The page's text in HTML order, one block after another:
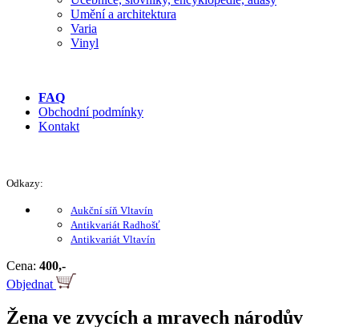
Umění a architektura
Varia
Vinyl
FAQ
Obchodní podmínky
Kontakt
Odkazy:
Aukční síň Vltavín
Antikvariát Radhošť
Antikvariát Vltavín
Cena: 400,-
Objednat
Žena ve zvycích a mravech národův